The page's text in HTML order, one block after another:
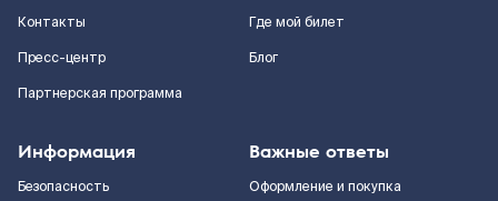
Контакты
Пресс-центр
Партнерская программа
Где мой билет
Блог
Информация
Безопасность
Важные ответы
Оформление и покупка